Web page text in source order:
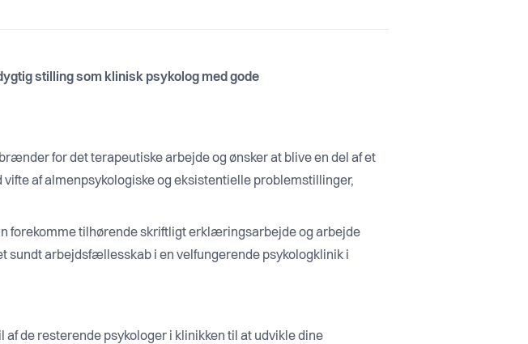
stilling som klinisk psykolog med gode
for det terapeutiske arbejde og ønsker at blive en del af et
af almenpsykologiske og eksistentielle problemstillinger,
forekomme tilhørende skriftligt erklæringsarbejde og arbejde
sundt arbejdsfællesskab i en velfungerende psykologklinik i
de resterende psykologer i klinikken til at udvikle dine